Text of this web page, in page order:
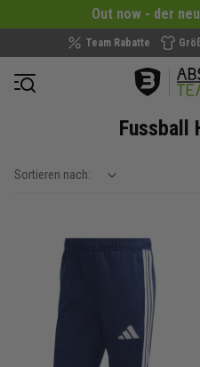
Out now - der
Team Rabatte
Navigation öffnen
Fussball
Sortieren nach: show filteroptions